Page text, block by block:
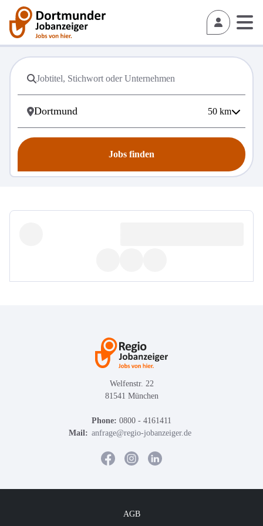
50 km
Jobs finden
Welfenstr. 22
81541 München
Phone: 0800 - 4161411
Mail: anfrage@regio-jobanzeiger.de
AGB